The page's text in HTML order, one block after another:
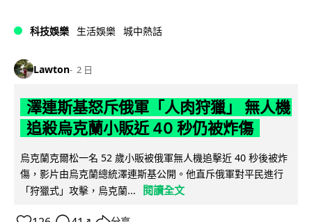
科技娛樂 生活娛樂 城中熱話
Lawton 2 日
澤連斯基怒斥俄軍「人肉狩獵」 無人機
追殺烏克蘭小販近 40 秒仍被炸傷
烏克蘭克爾松一名 52 歲小販被俄軍無人機追擊近 40 秒後被炸
傷，影片由烏克蘭總統澤連斯基公開。他直斥俄軍對平民進行
「狩獵式」攻擊，烏克蘭...
閱讀全文